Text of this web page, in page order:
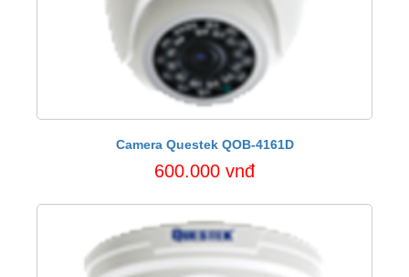
Camera Questek QOB-4161D
600.000 vnđ